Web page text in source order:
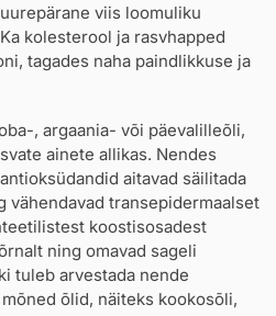
viis loomuliku
kolesterool ja rasvhapped
tagades naha paindlikkuse ja
, argaania- või päevalilleõli,
ainete allikas. Nendes
aitavad säilitada
transepidermaalset
koostisosadest
ning omavad sageli
tuleb arvestada nende
õlid, näiteks kookosõli,